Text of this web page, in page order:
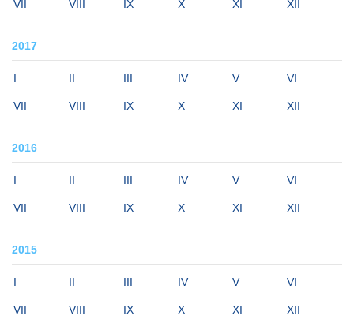
VII VIII IX X XI XII
2017
I II III IV V VI
VII VIII IX X XI XII
2016
I II III IV V VI
VII VIII IX X XI XII
2015
I II III IV V VI
VII VIII IX X XI XII